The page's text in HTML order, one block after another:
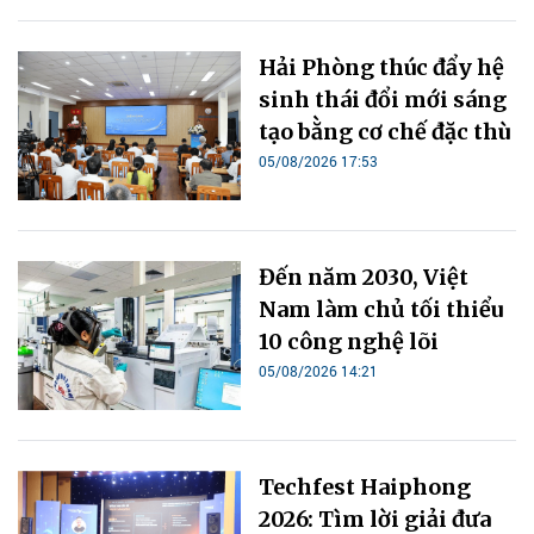
Hải Phòng thúc đẩy hệ
sinh thái đổi mới sáng
tạo bằng cơ chế đặc thù
05/08/2026 17:53
Đến năm 2030, Việt
Nam làm chủ tối thiểu
10 công nghệ lõi
05/08/2026 14:21
Techfest Haiphong
2026: Tìm lời giải đưa